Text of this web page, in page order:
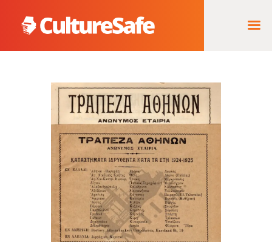
ΑΡΧΙΚΉ
ΦΟΡΈΑΣ ΥΛΟΠΟΊΗΣΗΣ
& ΈΡΓΑ
ΘΗΣΑΥΡΌΣ
ΤΕΚΜΗΡΊΩΝ